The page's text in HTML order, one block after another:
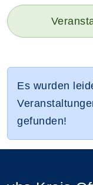
Es wurden
gefunden!